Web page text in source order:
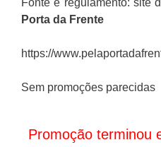
Fonte e regulamento: site
Porta da Frente
https://
Sem promoções parecidas
Promoção terminou